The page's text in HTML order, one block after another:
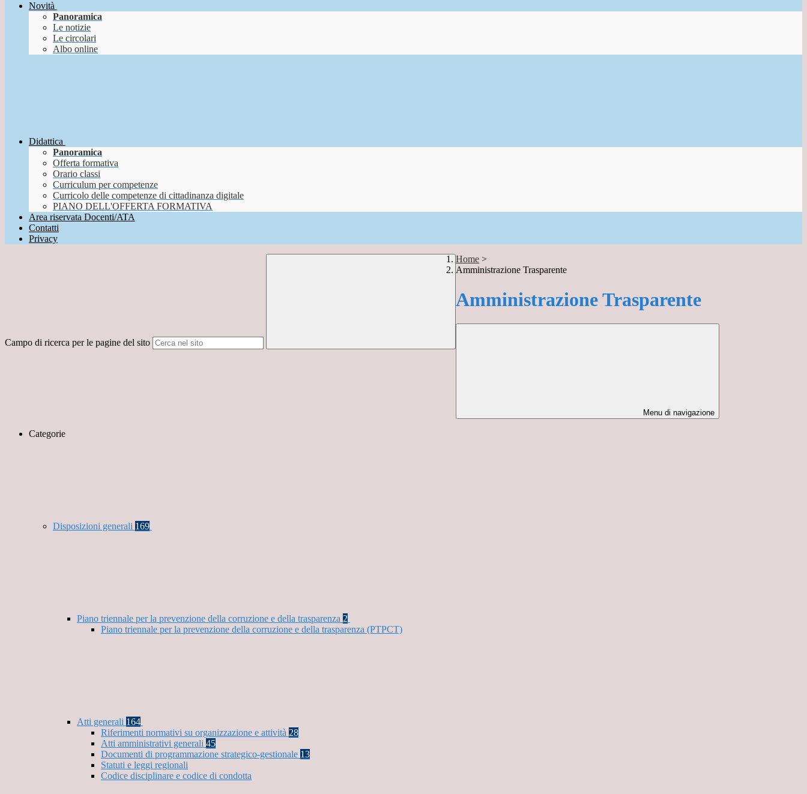
Novità
Panoramica
Le notizie
Le circolari
Albo online
Didattica
Panoramica
Offerta formativa
Orario classi
Curriculum per competenze
Curricolo delle competenze di cittadinanza digitale
PIANO DELL'OFFERTA FORMATIVA
Area riservata Docenti/ATA
Contatti
Privacy
Campo di ricerca per le pagine del sito
Home >
Amministrazione Trasparente
Amministrazione Trasparente
Menu di navigazione
Categorie
Disposizioni generali 169
Piano triennale per la prevenzione della corruzione e della trasparenza 2
Piano triennale per la prevenzione della corruzione e della trasparenza (PTPCT)
Atti generali 164
Riferimenti normativi su organizzazione e attività 28
Atti amministrativi generali 45
Documenti di programmazione strategico-gestionale 13
Statuti e leggi regionali
Codice disciplinare e codice di condotta